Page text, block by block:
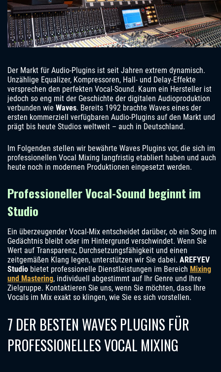
Der Markt für Audio-Plugins ist seit Jahren extrem dynamisch.
Unzählige Equalizer, Kompressoren, Hall- und Delay-Effekte
versprechen den perfekten Vocal-Sound. Kaum ein Hersteller ist
jedoch so eng mit der Geschichte der digitalen Audioproduktion
verbunden wie Waves. Bereits 1992 brachte Waves eines der
ersten kommerziell verfügbaren Audio-Plugins auf den Markt und
prägt bis heute Studios weltweit – auch in Deutschland.
Im Folgenden stellen wir bewährte Waves Plugins vor, die sich im
professionellen Vocal Mixing langfristig etabliert haben und auch
heute noch in modernen Produktionen eingesetzt werden.
Professioneller Vocal-Sound beginnt im
Studio
Ein überzeugender Vocal-Mix entscheidet darüber, ob ein Song im
Gedächtnis bleibt oder im Hintergrund verschwindet. Wenn Sie
Wert auf Transparenz, Durchsetzungsfähigkeit und einen
zeitgemäßen Klang legen, unterstützen wir Sie dabei. AREFYEV
Studio bietet professionelle Dienstleistungen im Bereich Mixing
und Mastering, individuell abgestimmt auf Ihr Genre und Ihre
Zielgruppe. Kontaktieren Sie uns, wenn Sie möchten, dass Ihre
Vocals im Mix exakt so klingen, wie Sie es sich vorstellen.
7 DER BESTEN WAVES PLUGINS FÜR
PROFESSIONELLES VOCAL MIXING